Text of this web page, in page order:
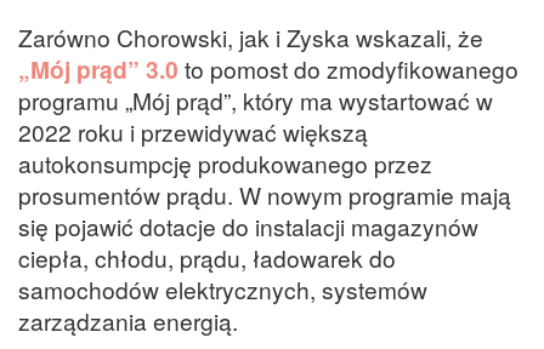
Zarówno Chorowski, jak i Zyska wskazali, że
„Mój prąd” 3.0 to pomost do zmodyfikowanego
programu „Mój prąd”, który ma wystartować w
2022 roku i przewidywać większą
autokonsumpcję produkowanego przez
prosumentów prądu. W nowym programie mają
się pojawić dotacje do instalacji magazynów
ciepła, chłodu, prądu, ładowarek do
samochodów elektrycznych, systemów
zarządzania energią.